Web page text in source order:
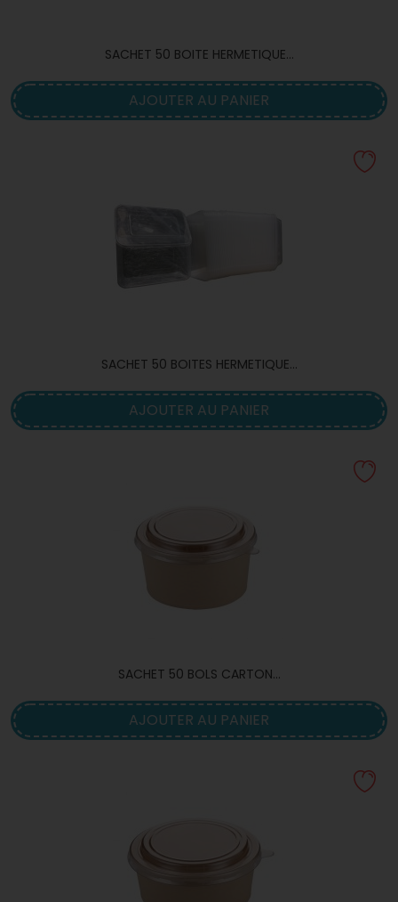
SACHET 50 BOITE HERMETIQUE...
AJOUTER AU PANIER
SACHET 50 BOITES HERMETIQUE...
AJOUTER AU PANIER
SACHET 50 BOLS CARTON...
AJOUTER AU PANIER